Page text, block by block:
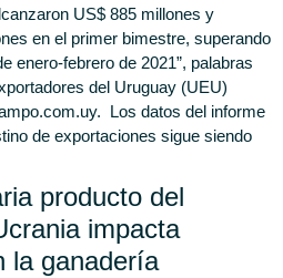
US$ 885 millones y
en el primer bimestre, superando
enero-febrero de 2021”, palabras
del Uruguay (UEU)
Los datos del informe
de exportaciones sigue siendo
producto del
impacta
la ganadería